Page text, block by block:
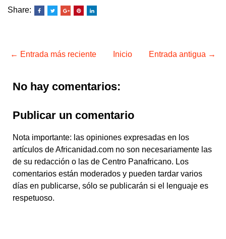
Share:
← Entrada más reciente Entrada antigua →
Inicio
No hay comentarios:
Publicar un comentario
Nota importante: las opiniones expresadas en los
artículos de Africanidad.com no son necesariamente las
de su redacción o las de Centro Panafricano. Los
comentarios están moderados y pueden tardar varios
días en publicarse, sólo se publicarán si el lenguaje es
respetuoso.